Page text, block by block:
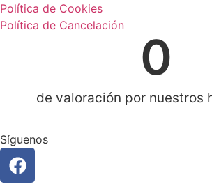
Política de Cookies
Política de Cancelación
de valoración por nuestros
0
Síguenos